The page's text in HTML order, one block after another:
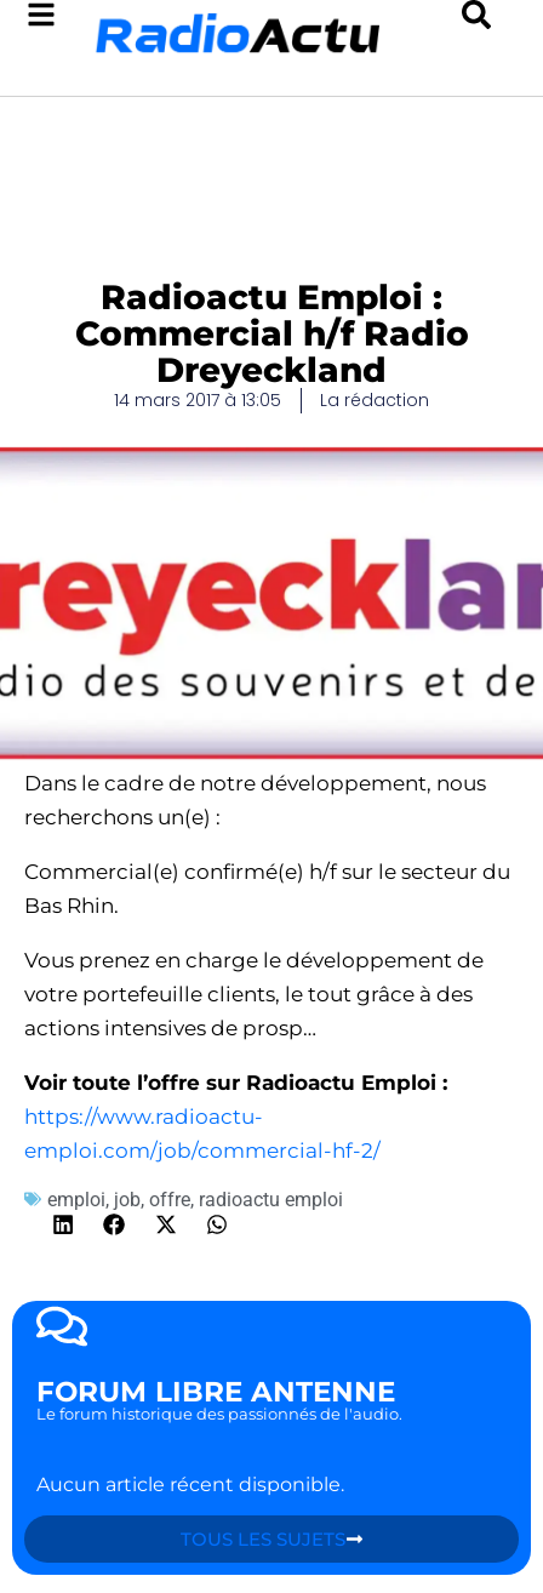
Radioactu Emploi :
Commercial h/f Radio
Dreyeckland
14 mars 2017 à 13:05 La rédaction
Dans le cadre de notre développement, nous
recherchons un(e) :
Commercial(e) confirmé(e) h/f sur le secteur du
Bas Rhin.
Vous prenez en charge le développement de
votre portefeuille clients, le tout grâce à des
actions intensives de prosp…
Voir toute l’offre sur Radioactu Emploi :
https://www.radioactu-
emploi.com/job/commercial-hf-2/
emploi, job, offre, radioactu emploi
FORUM LIBRE ANTENNE
Le forum historique des passionnés de l'audio.
Aucun article récent disponible.
TOUS LES SUJETS